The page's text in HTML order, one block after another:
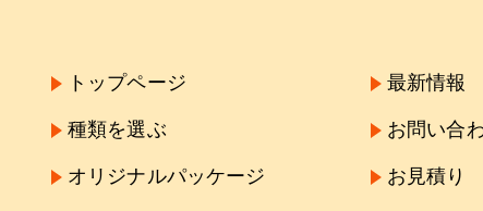
トップページ
種類を選ぶ
オリジナルパッケージ
最新情報
お問い合
お見積り